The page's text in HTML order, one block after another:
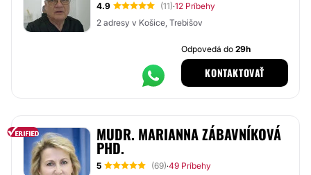
4.9 (11)·12 Príbehy
2 adresy v Košice, Trebišov
Odpovedá do29h
KONTAKTOVAŤ
MUDR. MARIANNA ZÁBAVNÍKOVÁ
PHD.
5 (69)·49 Príbehy